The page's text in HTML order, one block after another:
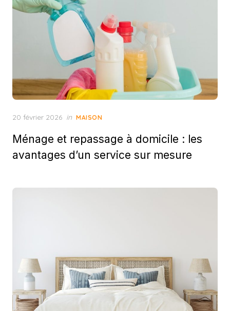
Posted
20 février 2026 in MAISON
Ménage et repassage à domicile : les
avantages d’un service sur mesure